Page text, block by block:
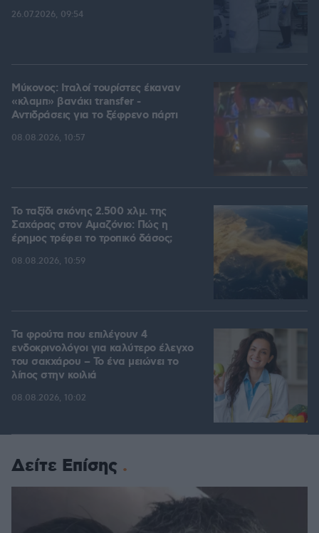
26.07.2026, 09:54
Μύκονος: Ιταλοί τουρίστες έκαναν
«κλαμπ» βανάκι transfer -
Αντιδράσεις για το ξέφρενο πάρτι
08.08.2026, 10:57
Το ταξίδι σκόνης 2.500 χλμ. της
Σαχάρας στον Αμαζόνιο: Πώς η
έρημος τρέφει το τροπικό δάσος;
08.08.2026, 10:59
Τα φρούτα που επιλέγουν 4
ενδοκρινολόγοι για καλύτερο έλεγχο
του σακχάρου – Το ένα μειώνει το
λίπος στην κοιλιά
08.08.2026, 10:02
Δείτε Επίσης